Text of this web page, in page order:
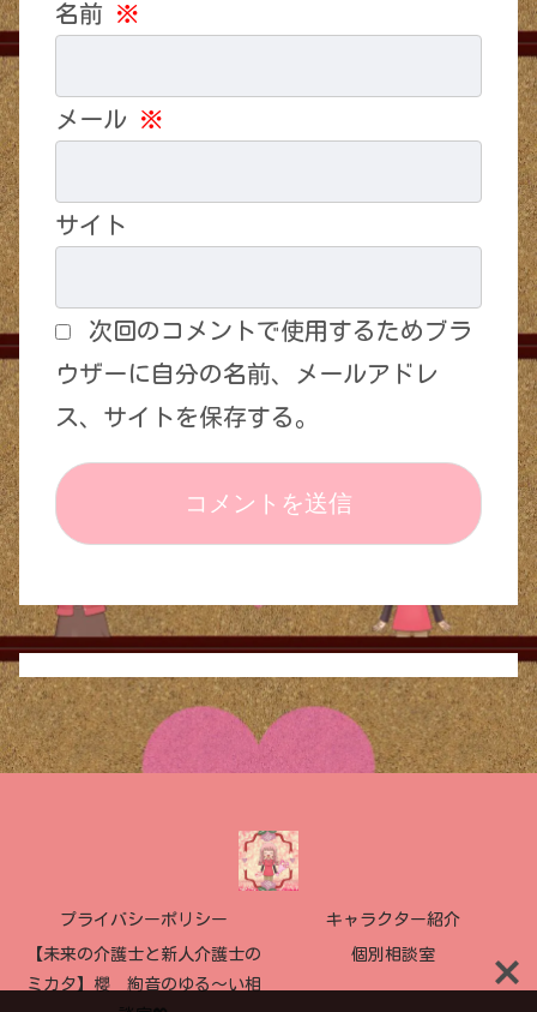
名前 ※
メール ※
サイト
次回のコメントで使用するためブラ
ウザーに自分の名前、メールアドレ
ス、サイトを保存する。
プライバシーポリシー キャラクター紹介
【未来の介護士と新人介護士の
ミカタ】櫻 絢音のゆる〜い相
個別相談室